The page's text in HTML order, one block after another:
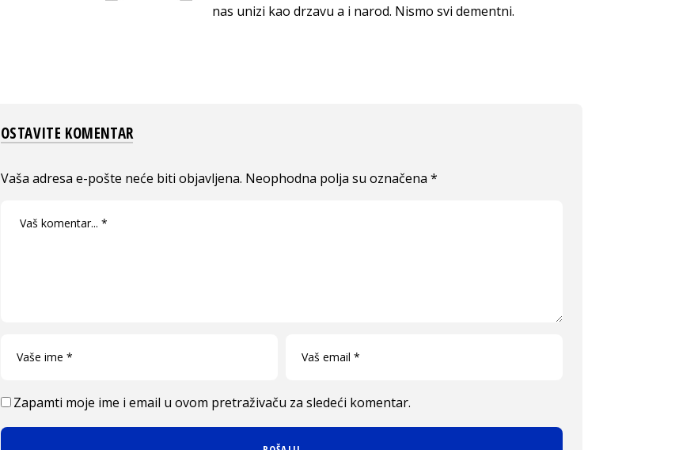
nas unizi kao drzavu a i narod. Nismo svi dementni.
OSTAVITE KOMENTAR
Vaša adresa e-pošte neće biti objavljena. Neophodna polja su označena *
Zapamti moje ime i email u ovom pretraživaču za sledeći komentar.